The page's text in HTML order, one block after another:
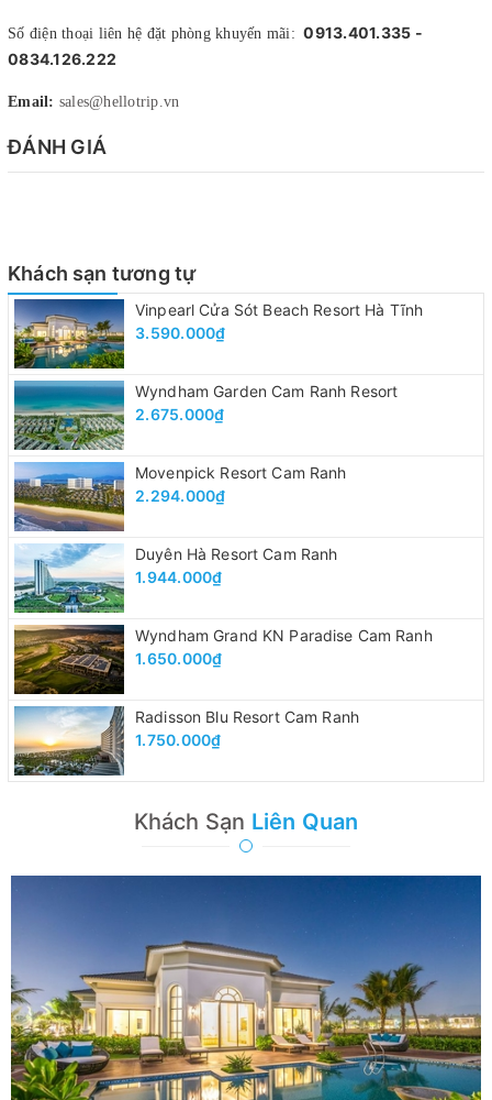
Số điện thoại liên hệ đặt phòng khuyến mãi: 0913.401.335 -
0834.126.222
Email: sales@hellotrip.vn
ĐÁNH GIÁ
Khách sạn tương tự
Vinpearl Cửa Sót Beach Resort Hà Tĩnh
3.590.000₫
Wyndham Garden Cam Ranh Resort
2.675.000₫
Movenpick Resort Cam Ranh
2.294.000₫
Duyên Hà Resort Cam Ranh
1.944.000₫
Wyndham Grand KN Paradise Cam Ranh
1.650.000₫
Radisson Blu Resort Cam Ranh
1.750.000₫
Khách Sạn Liên Quan